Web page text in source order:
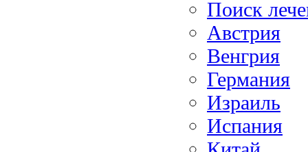
Поиск
Австрия
Венгрия
Германия
Израиль
Испания